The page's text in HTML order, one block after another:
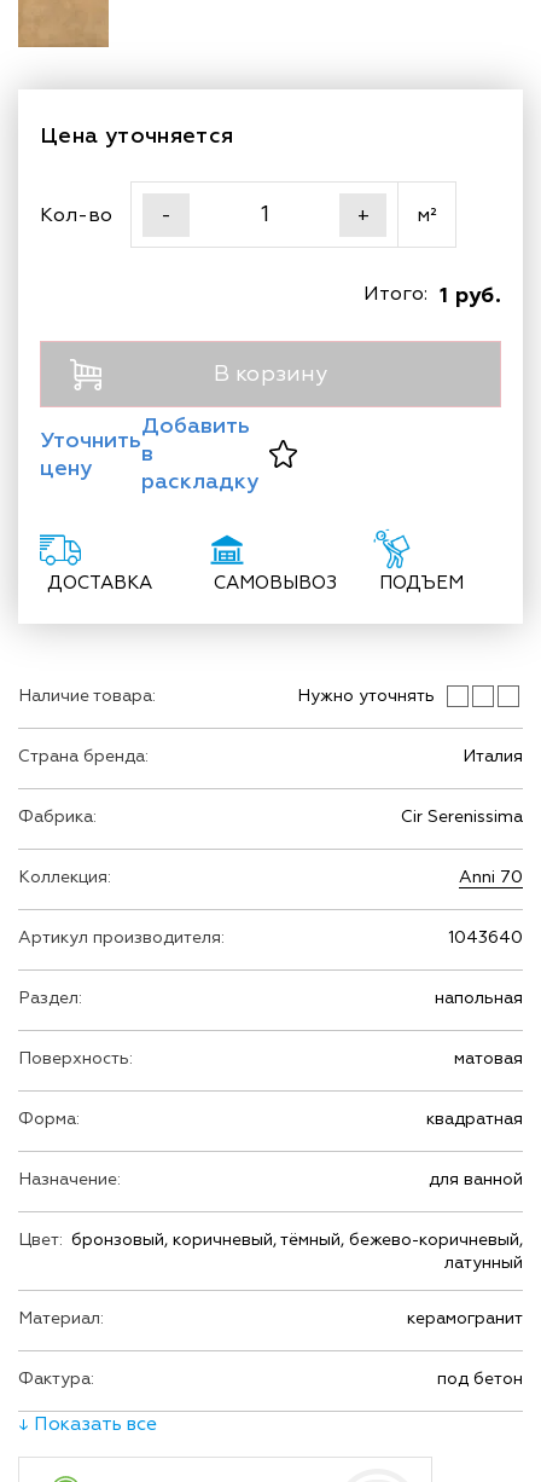
Наличие товара: Нужно уточнять
Страна бренда: Италия
Фабрика: Cir Serenissima
Коллекция: Anni 70
Артикул производителя: 1043640
Раздел: напольная
Поверхность: матовая
Форма: квадратная
Назначение: для ванной
Цвет: бронзовый, коричневый, тёмный, бежево-коричневый,
латунный
Материал: керамогранит
Фактура: под бетон
↓ Показать все
Цена уточняется
Кол-во - + м²
1 руб.
Итого:
В корзину
Уточнить
цену
Добавить
в
раскладку
ДОСТАВКА САМОВЫВОЗ ПОДЪЕМ